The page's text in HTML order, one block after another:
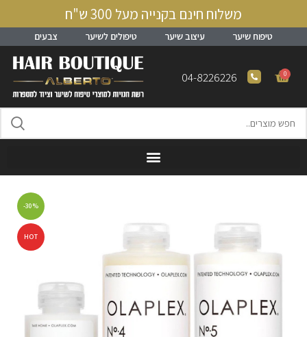
משלוח חינם בקנייה מעל 300 ש"ח
טיפוח שיער עיצוב שיער טיפולים לשיער צבעים
0
04-8226226
-30%
HOT